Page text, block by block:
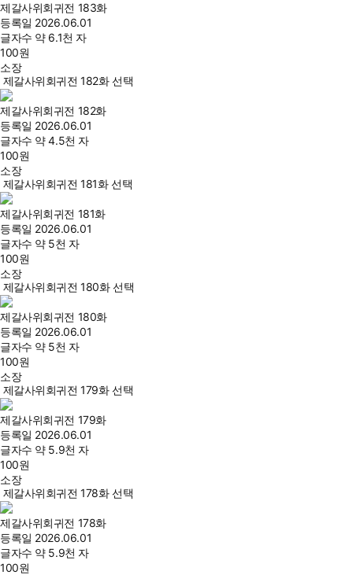
제갈사위회귀전 183화
등록일 2026.06.01
글자수 약 6.1천 자
100원
소장
제갈사위회귀전 182화 선택
제갈사위회귀전 182화
등록일 2026.06.01
글자수 약 4.5천 자
100원
소장
제갈사위회귀전 181화 선택
제갈사위회귀전 181화
등록일 2026.06.01
글자수 약 5천 자
100원
소장
제갈사위회귀전 180화 선택
제갈사위회귀전 180화
등록일 2026.06.01
글자수 약 5천 자
100원
소장
제갈사위회귀전 179화 선택
제갈사위회귀전 179화
등록일 2026.06.01
글자수 약 5.9천 자
100원
소장
제갈사위회귀전 178화 선택
제갈사위회귀전 178화
등록일 2026.06.01
글자수 약 5.9천 자
100원